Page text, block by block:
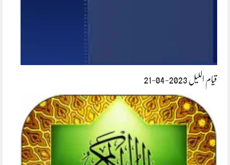
قیام اللیل 2023-04-21